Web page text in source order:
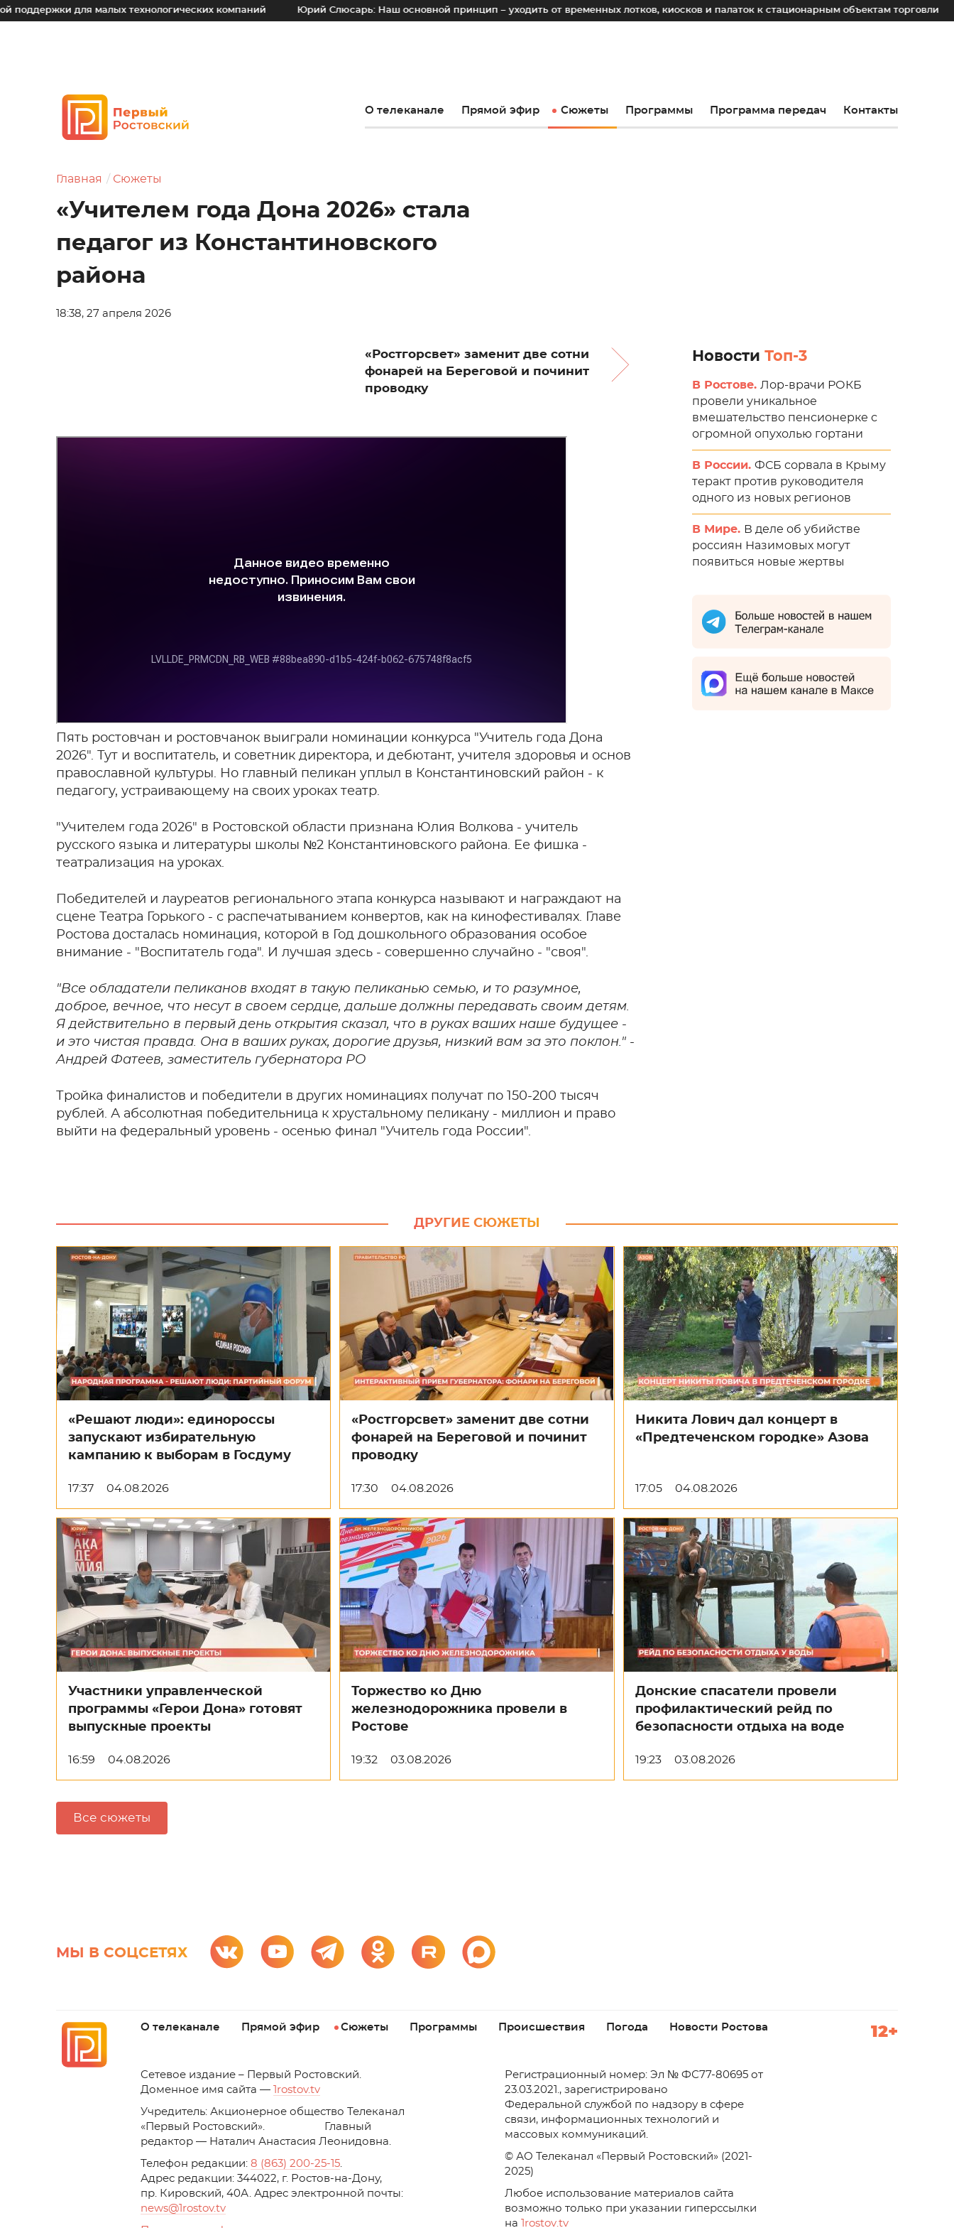
малых технологических компаний Юрий Слюсарь: Наш основной принцип – уходить от временных лотков, киосков и палаток к стационарным объектам торговли До 2030
О телеканале Прямой эфир Сюжеты Программы Программа передач Контакты
Главная Сюжеты
«Учителем года Дона 2026» стала
педагог из Константиновского
района
18:38, 27 апреля 2026
«Ростгорсвет» заменит две сотни
фонарей на Береговой и починит
проводку
Пять ростовчан и ростовчанок выиграли номинации конкурса "Учитель года Дона
2026". Тут и воспитатель, и советник директора, и дебютант, учителя здоровья и основ
православной культуры. Но главный пеликан уплыл в Константиновский район - к
педагогу, устраивающему на своих уроках театр.
"Учителем года 2026" в Ростовской области признана Юлия Волкова - учитель
русского языка и литературы школы №2 Константиновского района. Ее фишка -
театрализация на уроках.
Победителей и лауреатов регионального этапа конкурса называют и награждают на
сцене Театра Горького - с распечатыванием конвертов, как на кинофестивалях. Главе
Ростова досталась номинация, которой в Год дошкольного образования особое
внимание - "Воспитатель года". И лучшая здесь - совершенно случайно - "своя".
"Все обладатели пеликанов входят в такую пеликанью семью, и то разумное,
доброе, вечное, что несут в своем сердце, дальше должны передавать своим детям.
Я действительно в первый день открытия сказал, что в руках ваших наше будущее -
и это чистая правда. Она в ваших руках, дорогие друзья, низкий вам за это поклон." -
Андрей Фатеев, заместитель губернатора РО
Тройка финалистов и победители в других номинациях получат по 150-200 тысяч
рублей. А абсолютная победительница к хрустальному пеликану - миллион и право
выйти на федеральный уровень - осенью финал "Учитель года России".
Новости Топ-3
В Ростове. Лор-врачи РОКБ
провели уникальное
вмешательство пенсионерке с
огромной опухолью гортани
В России. ФСБ сорвала в Крыму
теракт против руководителя
одного из новых регионов
В Мире. В деле об убийстве
россиян Назимовых могут
появиться новые жертвы
ДРУГИЕ СЮЖЕТЫ
«Решают люди»: единороссы
запускают избирательную
кампанию к выборам в Госдуму
17:37 04.08.2026
«Ростгорсвет» заменит две сотни
фонарей на Береговой и починит
проводку
17:30 04.08.2026
Никита Лович дал концерт в
«Предтеченском городке» Азова
17:05 04.08.2026
Участники управленческой
программы «Герои Дона» готовят
выпускные проекты
16:59 04.08.2026
Торжество ко Дню
железнодорожника провели в
Ростове
19:32 03.08.2026
Донские спасатели провели
профилактический рейд по
безопасности отдыха на воде
19:23 03.08.2026
Все сюжеты
МЫ В СОЦСЕТЯХ
О телеканале Прямой эфир Сюжеты Программы Происшествия Погода Новости Ростова 12+
Cетевое издание – Первый Ростовский.
Доменное имя сайта —
1rostov.tv
Учредитель: Акционерное общество Телеканал
«Первый Ростовский». Главный
редактор — Наталич Анастасия Леонидовна.
Телефон редакции: 8 (863) 200-25-15.
Адрес редакции: 344022, г. Ростов-на-Дону,
пр. Кировский, 40А. Адрес электронной почты:
news@1rostov.tv
Регистрационный номер: Эл № ФС77-80695 от
23.03.2021., зарегистрировано
Федеральной службой по надзору в сфере
связи, информационных технологий и
массовых коммуникаций.
© АО Телеканал «Первый Ростовский» (2021-
2025)
Любое использование материалов сайта
возможно только при указании гиперссылки
на
rostov.tv